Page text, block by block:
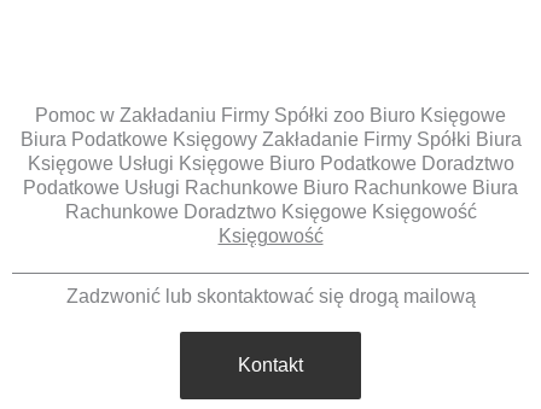
Pomoc w Zakładaniu Firmy Spółki zoo Biuro Księgowe
Biura Podatkowe Księgowy Zakładanie Firmy Spółki Biura
Księgowe Usługi Księgowe Biuro Podatkowe Doradztwo
Podatkowe Usługi Rachunkowe Biuro Rachunkowe Biura
Rachunkowe Doradztwo Księgowe Księgowość
Księgowość
Zadzwonić lub skontaktować się drogą mailową
Kontakt